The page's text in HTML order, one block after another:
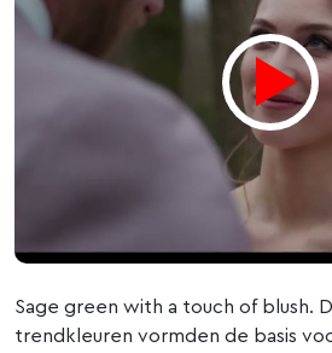
Sage green with a touch of blush.
trendkleuren vormden de basis